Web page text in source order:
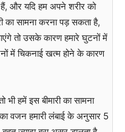
हैं, और यदि हम अपने शरीर को
का सामना करना पड़ सकता है,
तो उसके कारण हमारे घुटनों में
में चिकनाई खत्म होने के कारण
भी हमें इस बीमारी का सामना
वजन हमारी लंबाई के अनुसार 5